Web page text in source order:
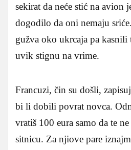
sekirat da neće stić na avion
dogodilo da oni nemaju
gužva oko ukrcaja pa kasnili
uvik stignu na vrime.
Francuzi, čin su došli,
bi li dobili povrat novca.
vratiš 100 eura samo da te
sitnicu. Za njiove pare